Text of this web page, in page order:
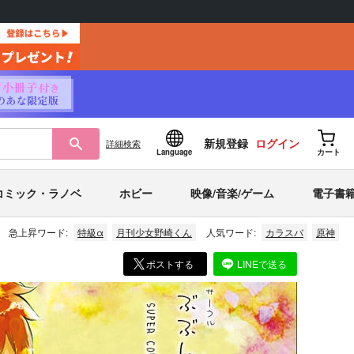
詳細検索
Language
新規登録 ログイン
カート
ミック・ラノベ ホビー 映像/音楽/ゲーム 電子書
急上昇ワード: 特級α 月刊少女野崎くん 人気ワード: カラスバ 原神
ポストする LINEで送る